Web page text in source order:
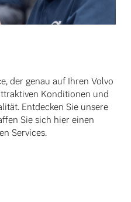
der genau auf Ihren Volvo
Konditionen und
Entdecken Sie unsere
Sie sich hier einen
Services.